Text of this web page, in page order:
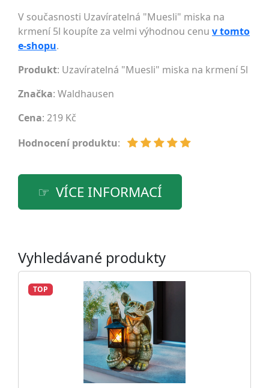
V současnosti Uzavíratelná "Muesli" miska na
krmení 5l koupíte za velmi výhodnou cenu v tomto
e-shopu.
Produkt: Uzavíratelná "Muesli" miska na krmení 5l
Značka: Waldhausen
Cena: 219 Kč
Hodnocení produktu:
VÍCE INFORMACÍ
Vyhledávané produkty
TOP